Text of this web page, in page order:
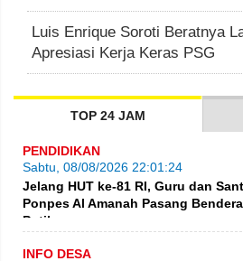
Luis Enrique Soroti Beratnya
Apresiasi Kerja Keras PSG
TOP 24 JAM
PENDIDIKAN
Sabtu, 08/08/2026 22:01:24
Jelang HUT ke-81 RI, Guru dan
Ponpes Al Amanah Pasang
Putih
INFO DESA